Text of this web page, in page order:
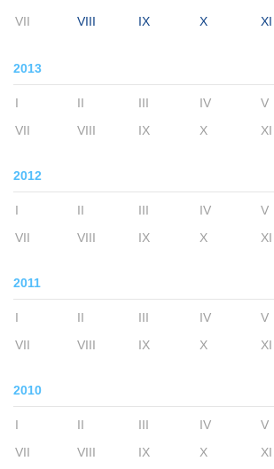
VII VIII IX X XI
2013
I II III IV V
VII
VIII IX X XI
2012
I II III IV V
VII
VIII IX X XI
2011
I II III IV V
VII
VIII IX X XI
2010
I II III IV V
VII
VIII IX X XI